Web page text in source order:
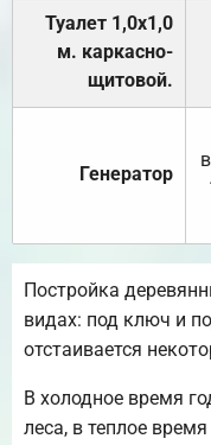
Туалет 1,0х1,0
м. каркасно-
щитовой.
Генератор
Постройка
видах: под ключ и
отстаивается
В холодное время
леса, в теплое